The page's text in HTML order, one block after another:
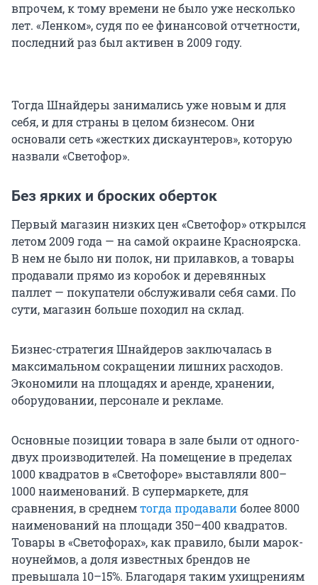
впрочем, к тому времени не было уже несколько
лет. «Ленком», судя по ее финансовой отчетности,
последний раз был активен в 2009 году.
Тогда Шнайдеры занимались уже новым и для
себя, и для страны в целом бизнесом. Они
основали сеть «жестких дискаунтеров», которую
назвали «Светофор».
Без ярких и броских оберток
Первый магазин низких цен «Светофор» открылся
летом 2009 года — на самой окраине Красноярска.
В нем не было ни полок, ни прилавков, а товары
продавали прямо из коробок и деревянных
паллет — покупатели обслуживали себя сами. По
сути, магазин больше походил на склад.
Бизнес-стратегия Шнайдеров заключалась в
максимальном сокращении лишних расходов.
Экономили на площадях и аренде, хранении,
оборудовании, персонале и рекламе.
Основные позиции товара в зале были от одного-
двух производителей. На помещение в пределах
1000 квадратов в «Светофоре» выставляли 800–
1000 наименований. В супермаркете, для
сравнения, в среднемтогда продавалиболее 8000
наименований на площади 350–400 квадратов.
Товары в «Светофорах», как правило, были марок-
ноунеймов, а доля известных брендов не
превышала 10–15%. Благодаря таким ухищрениям